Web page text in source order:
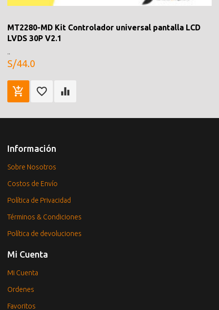
MT2280-MD Kit Controlador universal pantalla LCD
LVDS 30P V2.1
..
S/44.0
Información
Sobre Nosotros
Costos de Envío
Política de Privacidad
Términos & Condiciones
Política de devoluciones
Mi Cuenta
Mi Cuenta
Ordenes
Favoritos